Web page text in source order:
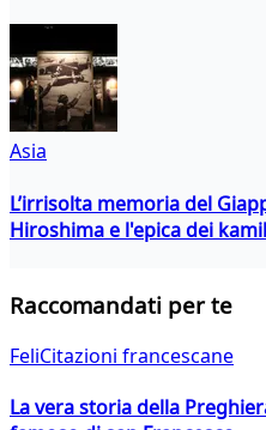
Asia
L’irrisolta memoria del
Hiroshima e l'epica dei
Raccomandati per te
FeliCitazioni francescane
La vera storia della